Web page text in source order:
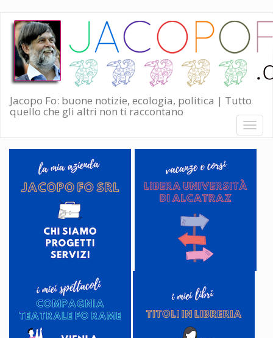
Salta
contenuto
principale
Jacopo Fo: buone notizie, ecologia, politica | Tutto
quello che gli altri non ti raccontano
Toggle